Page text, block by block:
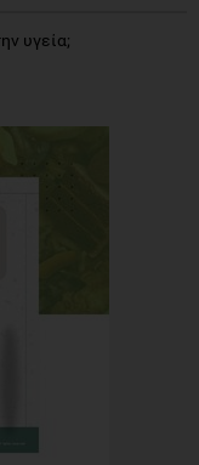
υγεία;